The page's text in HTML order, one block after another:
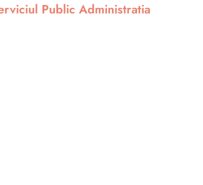
Public Administratia